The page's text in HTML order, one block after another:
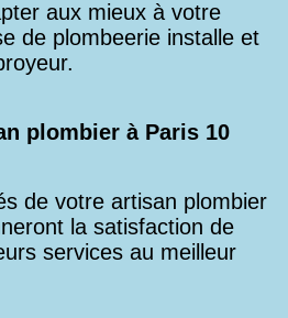
aux mieux à votre
de plombeerie installe et
plombier à Paris 10
de votre artisan plombier
la satisfaction de
services au meilleur